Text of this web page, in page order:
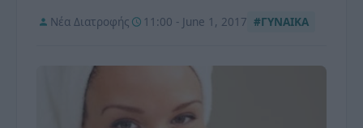
Νέα Διατροφής 11:00 - June 1, 2017 #ΓΥΝΑΙΚΑ